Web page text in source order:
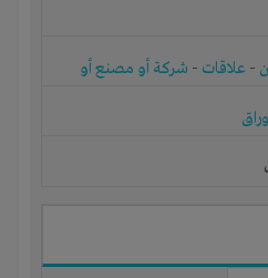
- علاقات - شركة أو مصنع أو